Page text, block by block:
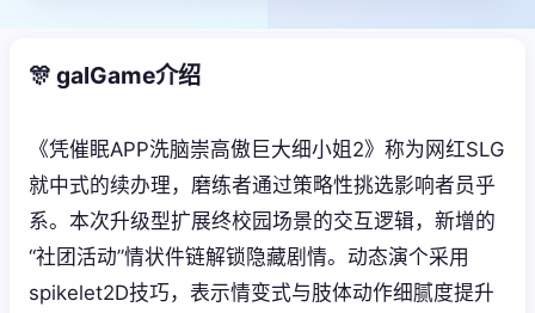
🎊 galGame介绍
《凭催眠APP洗脑崇高傲巨大细小姐2》称为网红SLG
就中式的续办理，磨练者通过策略性挑选影响者员乎
系。本次升级型扩展终校园场景的交互逻辑，新增的
“社团活动”情状件链解锁隐藏剧情。动态演个采用
spikelet2D技巧，表示情变式与肢体动作细腻度提升